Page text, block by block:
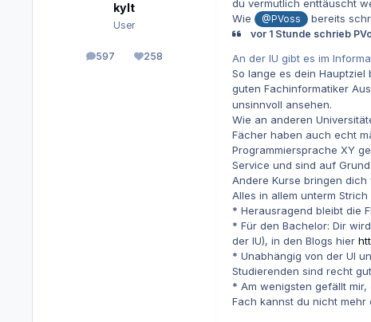
kylt
User
597
Beiträge 258
Reputation
du vermutlich enttäuscht
Wie
@PVoss bereits
vor 1 Stunde schrieb
An der IU gibt es im
So lange es dein
guten Fachinformatiker
unsinnvoll ansehen.
Wie an anderen
Fächer haben auch echt
Programmiersprache XY
Service und sind auf
Andere Kurse bringen
Alles in allem unterm
* Herausragend bleibt die
* Für den Bachelor: Dir
der IU), in den Blogs hier
* Unabhängig von der UI
Studierenden sind recht
* Am wenigsten gefällt
Fach kannst du nicht